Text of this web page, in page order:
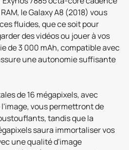
le Galaxy A8 (2018) vous
fluides, que ce soit pour
des vidéos ou jouer à vos
de 3 000 mAh, compatible avec
une autonomie suffisante
de 16 mégapixels, avec
vous permettront de
tandis que la
saura immortaliser vos
une qualité d'image